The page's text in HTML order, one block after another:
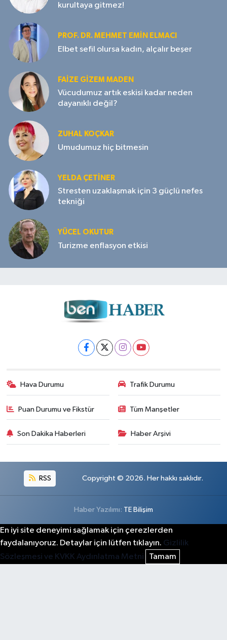
kurultaya gitmez!
PROF. DR. MEHMET EMIN ELMACI
Elbet sefil olursa kadın, alçalır beşer
FAIZE GIZEM MADEN
Vücudumuz artık eskisi kadar neden
dayanıklı değil?
ZUHAL KOÇKAR
Umudumuz hiç bitmesin
YELDA ÇETİNER
Stresten uzaklaşmak için 3 güçlü nefes
tekniği
YÜCEL OKUTUR
Turizme enflasyon etkisi
Hava Durumu Trafik Durumu
Puan Durumu ve Fikstür Tüm Manşetler
Son Dakika Haberleri Haber Arşivi
RSS Copyright © 2026. Her hakkı saklıdır.
Haber Yazılımı: TE Bilişim
En iyi site deneyimi sağlamak için çerezlerden
faydalanıyoruz. Detaylar için lütfen tıklayın. Gizlilik
Sözleşmesi ve KVKK Aydınlatma Metni
Tamam